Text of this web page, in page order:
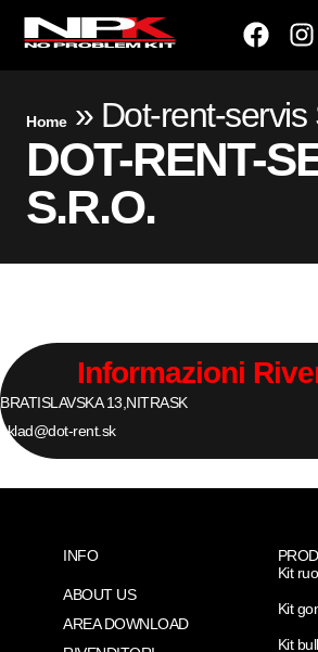
Home» Dot-rent-servis
DOT-RENT-
S.R.O.
Informazioni
BRATISLAVSKA 13, NITRASK
sklad@dot-rent.sk
INFO
ABOUT US
AREA DOWNLOAD
Kit
Kit
Kit